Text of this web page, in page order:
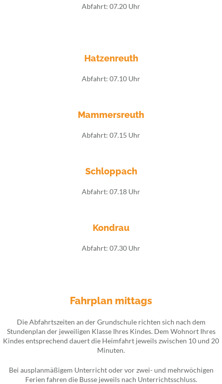
Abfahrt: 07.20 Uhr
Hatzenreuth
Abfahrt: 07.10 Uhr
Mammersreuth
Abfahrt: 07.15 Uhr
Schloppach
Abfahrt: 07.18 Uhr
Kondrau
Abfahrt: 07.30 Uhr
Fahrplan mittags
Die Abfahrtszeiten an der Grundschule richten sich nach dem
Stundenplan der jeweiligen Klasse Ihres Kindes. Dem Wohnort Ihres
Kindes entsprechend dauert die Heimfahrt jeweils zwischen 10 und 20
Minuten.
Bei ausplanmäßigem Unterricht oder vor zwei- und mehrwöchigen
Ferien fahren die Busse jeweils nach Unterrichtsschluss.